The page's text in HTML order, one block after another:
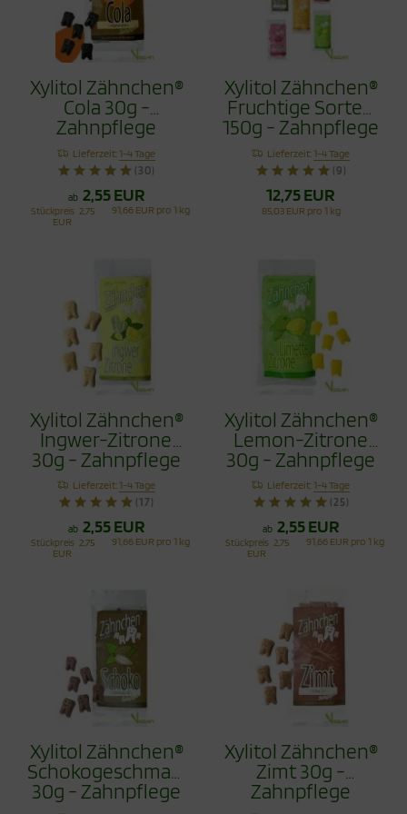
Xylitol Zähnchen®
Cola 30g -
Zahnpflege
Bonbons
Lieferzeit:1-4 Tage
(30)
ab 2,55 EUR
Stückpreis 2,75
EUR
91,66 EUR pro 1 kg
Xylitol Zähnchen®
Fruchtige Sorten
150g - Zahnpflege
Bonbons Jetzt
mit Himbeere
Lieferzeit:1-4 Tage
(9)
12,75 EUR
85,03 EUR pro 1 kg
Xylitol Zähnchen®
Ingwer-Zitrone
30g - Zahnpflege
Bonbons
Lieferzeit:1-4 Tage
(17)
ab 2,55 EUR
Stückpreis 2,75
EUR
91,66 EUR pro 1 kg
Xylitol Zähnchen®
Lemon-Zitrone
30g - Zahnpflege
Bonbons
Lieferzeit:1-4 Tage
(25)
ab 2,55 EUR
Stückpreis 2,75
EUR
91,66 EUR pro 1 kg
Xylitol Zähnchen®
Schokogeschmack
30g - Zahnpflege
Xylitol Zähnchen®
Zimt 30g -
Zahnpflege